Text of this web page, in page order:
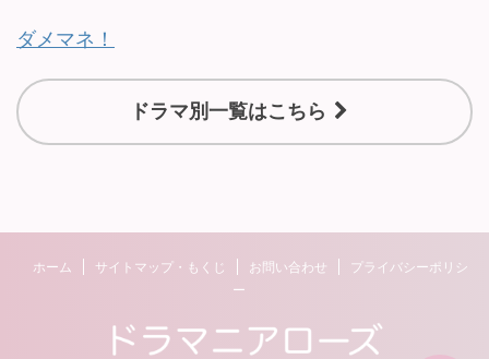
ダメマネ！
ドラマ別一覧はこちら
ホーム サイトマップ・もくじ お問い合わせ
プライバシーポリシ
ー